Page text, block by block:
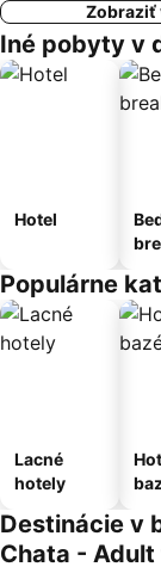
Zobraziť
Iné pobyty v
Hotel
Populárne
Lacné
hotely
Destinácie v
Chata -